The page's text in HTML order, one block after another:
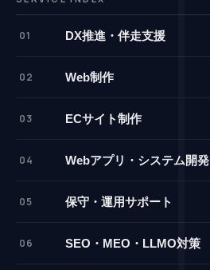
01 DX推進・伴走支援
02 Web制作
03 ECサイト制作
04 Webアプリ・システム開発
05 保守・運用サポート
06 SEO・MEO・LLMO対策